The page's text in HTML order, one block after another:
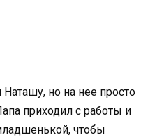
но на нее просто
приходил с работы и
чтобы